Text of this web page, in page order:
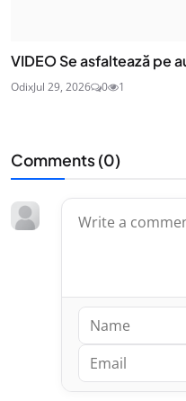
VIDEO Se asfaltează pe
OdixJul 29, 2026 0 1
Comments (0)